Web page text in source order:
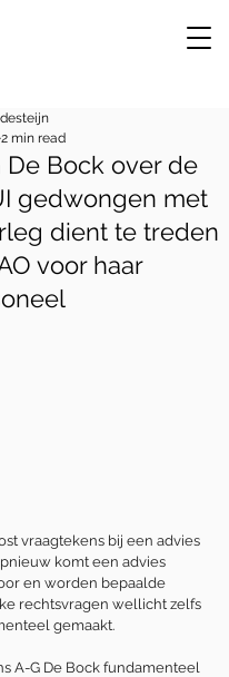
R
De Bock over de
gedwongen met
dient te treden
voor haar
2 min read
vraagtekens bij een advies
komt een advies
en worden bepaalde
rechtsvragen wellicht zelfs
gemaakt.
A-G De Bock fundamenteel